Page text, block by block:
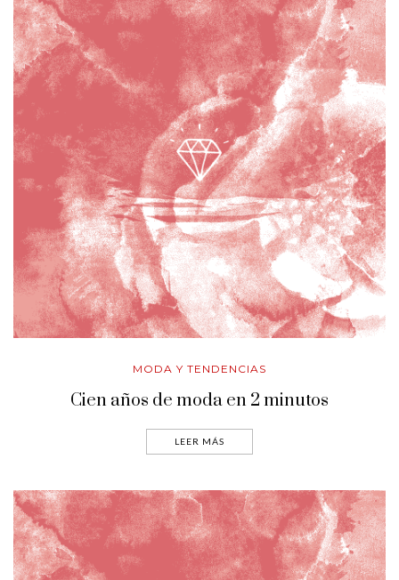
MODA Y TENDENCIAS
Cien años de moda en 2 minutos
LEER MÁS